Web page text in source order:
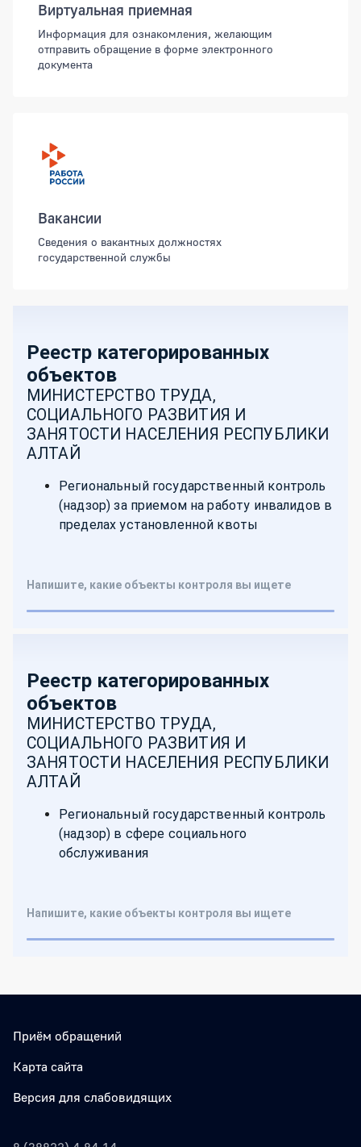
Виртуальная приемная
Информация для ознакомления, желающим
отправить обращение в форме электронного
документа
Вакансии
Сведения о вакантных должностях
государственной службы
Приём обращений
Карта сайта
Версия для слабовидящих